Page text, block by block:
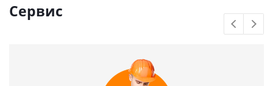
Сервис